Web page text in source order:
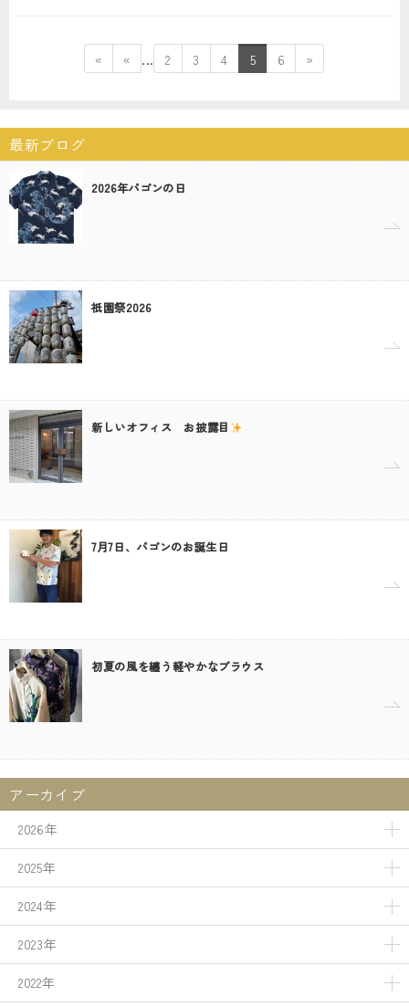
« « ... 2 3 4 5 6 »
最新ブログ
2026年パゴンの日
祇園祭2026
新しいオフィス お披露目
7月7日、パゴンのお誕生日
初夏の風を纏う軽やかなブラウス
アーカイブ
2026年
2025年
2024年
2023年
2022年